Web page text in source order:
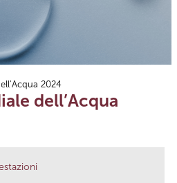
2024
dell’Acqua